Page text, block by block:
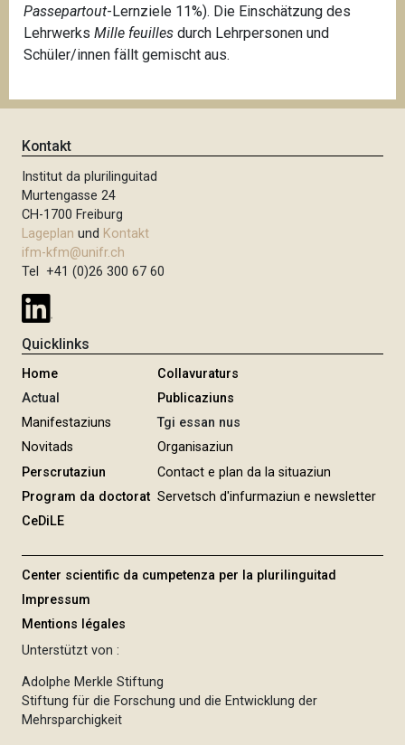
Passepartout-Lernziele 11%). Die Einschätzung des
Lehrwerks Mille feuilles durch Lehrpersonen und
Schüler/innen fällt gemischt aus.
Kontakt
Institut da plurilinguitad
Murtengasse 24
CH-1700 Freiburg
Lageplan und Kontakt
ifm-kfm@unifr.ch
Tel +41 (0)26 300 67 60
Quicklinks
Home
Actual
Manifestaziuns
Novitads
Perscrutaziun
Program da doctorat
CeDiLE
Collavuraturs
Publicaziuns
Tgi essan nus
Organisaziun
Contact e plan da la situaziun
Servetsch d'infurmaziun e newsletter
Center scientific da cumpetenza per la plurilinguitad
Impressum
Mentions légales
Unterstützt von :
Adolphe Merkle Stiftung
Stiftung für die Forschung und die Entwicklung der
Mehrsparchigkeit